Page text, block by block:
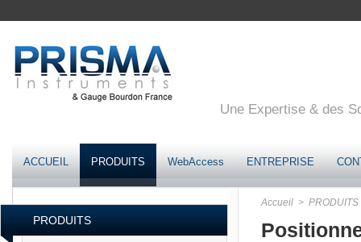
Une Expertise & des
ACCUEIL PRODUITS WebAccess ENTREPRISE
PRODUITS
Accueil > PRODUITS